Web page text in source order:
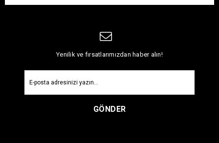
Yenilik ve fırsatlarımızdan haber alın!
GÖNDER